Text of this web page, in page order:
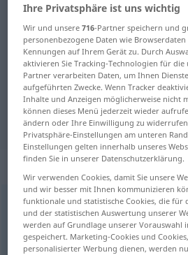
Deutsch-Niederländisch
Deutsch-
Übersetzung für
"Zuschlag"
Übersetzung
„Zuschlag“:
Zuschlagm
Übersicht aller
(Für mehr Details die Übersetzung
Ihre Privatsphäre ist uns wichtig
Wir und unsere716-Partner speichern und
personenbezogene Daten wie
Kennungen auf Ihrem Gerät zu. Durch
aktivieren Sie Tracking-Technologien für
Partner verarbeiten Daten, um Ihnen
aufgeführten Zwecke. Wenn Tracker
Inhalte und Anzeigen möglicherweise nicht
können dieses Menü jederzeit wieder
ändern oder Ihre Einwilligung zu
Privatsphäre-Einstellungen am unteren
Einstellungen gelten innerhalb unseres
finden Sie in unserer Datenschutzerklärung.
Wir verwenden Cookies, damit Sie unsere
und wir besser mit Ihnen kommunizieren
funktionale und statistische Cookies, die für
und der statistischen Auswertung unserer
werden auf Grundlage unserer Vorauswahl
gespeichert. Marketing-Cookies und
personalisierter Werbung dienen, werden